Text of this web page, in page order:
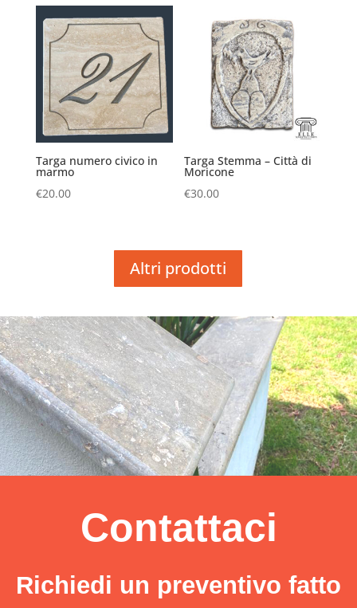
era:
€110.00.
è:
€60.00.
Targa numero civico in
marmo
€20.00
Targa Stemma – Città di
Moricone
€30.00
Altri prodotti
Contattaci
Richiedi un preventivo fatto